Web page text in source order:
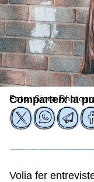
Foto: Siora
Comparteix la
Volia fer